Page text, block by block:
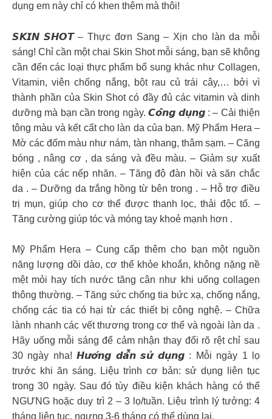
dụng em này chỉ có khen thêm mà thôi!
𝙎𝙆𝙄𝙉 𝙎𝙃𝙊𝙏 – Thực đơn Sang – Xịn cho làn da mỗi
sáng! Chỉ cần một chai Skin Shot mỗi sáng, bạn sẽ không
cần đến các loại thực phẩm bổ sung khác như Collagen,
Vitamin, viên chống nắng, bột rau củ trái cây,… bởi vì
thành phần của Skin Shot có đầy đủ các vitamin và dinh
dưỡng mà bạn cần trong ngày. 𝘾𝙤̂𝙣𝙜 𝙙𝙪̣𝙣𝙜 : – Cải thiện
tông màu và kết cất cho làn da của bạn. Mỹ Phẩm Hera –
Mờ các đốm màu như nám, tàn nhang, thâm sạm. – Căng
bóng , nâng cơ , da sáng và đều màu. – Giảm sự xuất
hiện của các nếp nhăn. – Tăng độ đàn hồi và săn chắc
da . – Dưỡng da trắng hồng từ bên trong . – Hỗ trợ điều
trị mụn, giúp cho cơ thể được thanh lọc, thải độc tố. –
Tăng cường giúp tóc và móng tay khoẻ mạnh hơn .
Mỹ Phẩm Hera – Cung cấp thêm cho bạn một nguồn
năng lượng dồi dào, cơ thể khỏe khoắn, không nặng nề
mệt mỏi hay tích nước tăng cân như khi uống collagen
thông thường. – Tăng sức chống tia bức xạ, chống nắng,
chống các tia có hại từ các thiết bị công nghệ. – Chữa
lành nhanh các vết thương trong cơ thể và ngoài làn da .
Hãy uống mỗi sáng để cảm nhận thay đổi rõ rệt chỉ sau
30 ngày nha! 𝙃𝙪̛𝙤̛́𝙣𝙜 𝙙𝙖̂̃𝙣 𝙨𝙪̛̉ 𝙙𝙪̣𝙣𝙜 : Mỗi ngày 1 lọ
trước khi ăn sáng. Liệu trình cơ bản: sử dụng liên tục
trong 30 ngày. Sau đó tùy điều kiện khách hàng có thể
NGƯNG hoặc duy trì 2 – 3 lọ/tuần. Liệu trình lý tưởng: 4
tháng liên tục, ngưng 3-6 tháng có thể dùng lại.